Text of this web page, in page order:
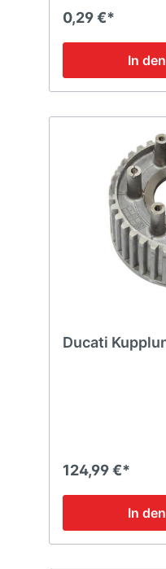
0,29 €*
In
Ducati
124,99 €*
In